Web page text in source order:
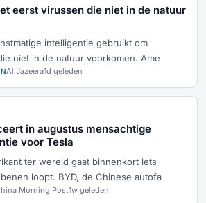
eerst virussen die niet in de natuur
intelligentie gebruikt om
niet in de natuur voorkomen. Ame
Al Jazeera1d geleden
in augustus mensachtige
voor Tesla
ter wereld gaat binnenkort iets
loopt. BYD, de Chinese autofa
Morning Post1w geleden